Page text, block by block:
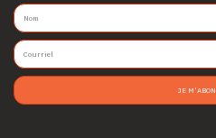
JE